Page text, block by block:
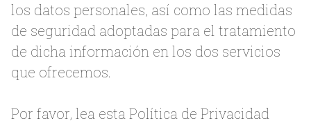
los datos personales, así como las medidas
de seguridad adoptadas para el tratamiento
de dicha información en los dos servicios
que ofrecemos.
Por favor, lea esta Política de Privacidad